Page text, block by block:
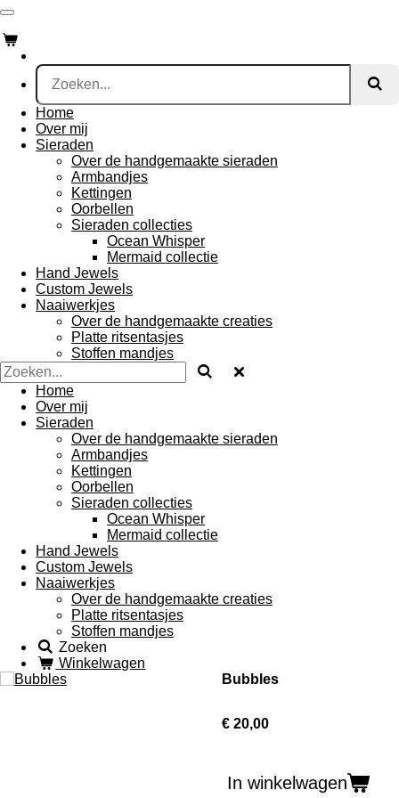
Ga
direct
naar
de
hoofdinhoud
Home
Over mij
Sieraden
Over de handgemaakte sieraden
Armbandjes
Kettingen
Oorbellen
Sieraden collecties
Ocean Whisper
Mermaid collectie
Hand Jewels
Custom Jewels
Naaiwerkjes
Over de handgemaakte creaties
Platte ritsentasjes
Stoffen mandjes
Home
Over mij
Sieraden
Over de handgemaakte sieraden
Armbandjes
Kettingen
Oorbellen
Sieraden collecties
Ocean Whisper
Mermaid collectie
Hand Jewels
Custom Jewels
Naaiwerkjes
Over de handgemaakte creaties
Platte ritsentasjes
Stoffen mandjes
Zoeken
Winkelwagen
Bubbles
€ 20,00
In winkelwagen